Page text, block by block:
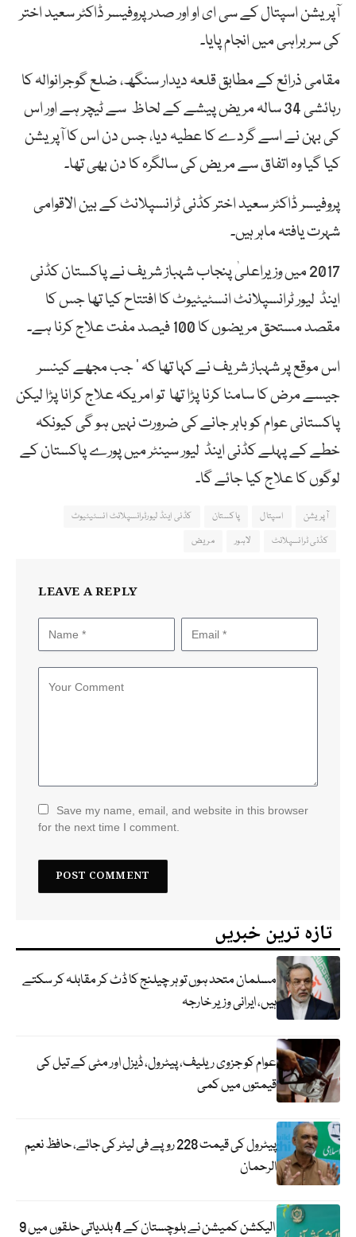
آپریشن اسپتال کے سی ای او اور صدر پروفیسر ڈاکٹر سعید اختر
کی سربراہی میں انجام پایا۔
مقامی ذرائع کے مطابق قلعہ دیدار سنگھ، ضلع گوجرانوالہ کا
رہائشی 34 سالہ مریض پیشے کے لحاظ سے ٹیچر ہے اور اس
کی بہن نے اسے گردے کا عطیہ دیا، جس دن اس کا آپریشن
کیا گیا وہ اتفاق سے مریض کی سالگرہ کا دن بھی تھا۔
پروفیسر ڈاکٹر سعید اختر کڈنی ٹرانسپلانٹ کے بین الاقوامی
شہرت یافتہ ماہر ہیں۔
2017 میں وزیراعلیٰ پنجاب شہباز شریف نے پاکستان کڈنی
اینڈ لیور ٹرانسپلانٹ انسٹیٹیوٹ کا افتتاح کیا تھا جس کا
مقصد مستحق مریضوں کا 100 فیصد مفت علاج کرنا ہے۔
اس موقع پر شہباز شریف نے کہا تھا کہ ‘ جب مجھے کینسر
جیسے مرض کا سامنا کرنا پڑا تھا تو امریکہ علاج کرانا پڑا لیکن
پاکستانی عوام کو باہر جانے کی ضرورت نہیں ہو گی کیونکہ
خطے کے پہلے کڈنی اینڈ لیور سینٹر میں پورے پاکستان کے
لوگوں کا علاج کیا جائے گا۔
آپریشن اسپتال پاکستان
کڈنی اینڈ لیورٹرانسپلانٹ انسٹیٹیوٹ
کڈنی ٹرانسپلانٹ
لاہور مریض
LEAVE A REPLY
Save my name, email, and website in this browser
for the next time I comment.
تازہ ترین خبریں
مسلمان متحد ہوں تو ہر چیلنج کا ڈٹ کر مقابلہ کر سکتے
ہیں، ایرانی وزیر خارجہ
عوام کو جزوی ریلیف، پیٹرول، ڈیزل اور مٹی کے تیل کی
قیمتوں میں کمی
پیٹرول کی قیمت 228 روپے فی لیٹر کی جائے، حافظ نعیم
الرحمان
الیکشن کمیشن نے بلوچستان کے 4 بلدیاتی حلقوں میں 9